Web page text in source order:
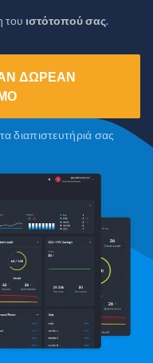
του ιστότοπού σας.
ΔΩΡΕΆΝ
διαπιστευτήριά σας